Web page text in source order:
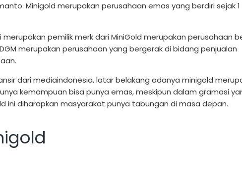
Minigold merupakan perusahaan emas yang berdiri sejak 1
merupakan pemilik merk dari MiniGold merupakan perusahaan
merupakan perusahaan yang bergerak di bidang penjualan
dari mediaindonesia, latar belakang adanya minigold
kemampuan bisa punya emas, meskipun dalam gramasi
ini diharapkan masyarakat punya tabungan di masa depan.